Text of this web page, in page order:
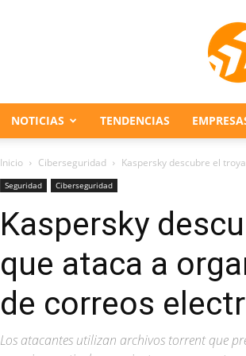
NOTICIAS TENDENCIAS
Inicio Ciberseguridad Kaspersky descubre el
Seguridad Ciberseguridad
Kaspersky
que ataca a
de correos
Los atacantes utilizan archivos torrent que